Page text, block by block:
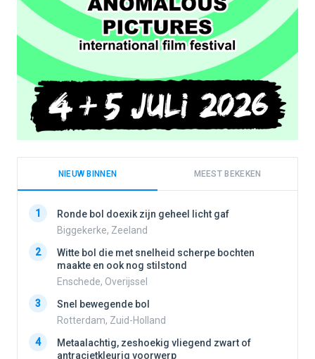
NIEUW BINNEN MEEST BEKEKEN
1
Ronde bol doexik zijn geheel licht gaf
Biggekerke, Zeeland
2
Witte bol die met snelheid scherpe bochten
maakte en ook nog stilstond
Enschede, Overijssel
3
Snel bewegende bol
Rotterdam, Zuid-Holland
4
Metaalachtig, zeshoekig vliegend zwart of
antracietkleurig voorwerp